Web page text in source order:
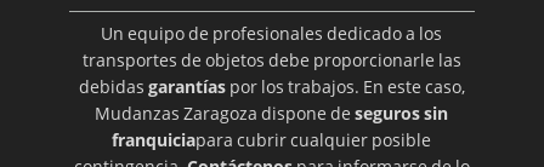
Un equipo de profesionales dedicado a los
transportes de objetos debe proporcionarle las
debidas garantíaspor los trabajos. En este caso,
Mudanzas Zaragoza dispone deseguros sin
franquiciapara cubrir cualquier posible